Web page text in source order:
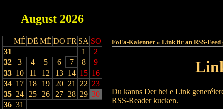
August 2026
MÉ DË MË DO FR SA SO
31
1
2
32
3 4 5 6 7 8
9
33 10 11 12 13 14 15 16
34 17 18 19 20 21 22 23
35 24 25 26 27 28 29 30
36 31
FoFa-Kalenner » Link fir an RSS-Feed
Du kanns Der hei e Link
RSS-Reader kucken.